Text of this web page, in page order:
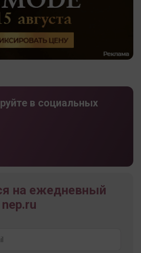
в социальных
на ежедневный